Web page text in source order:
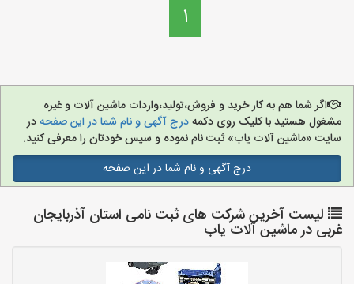
1
اگر شما هم به کار خرید و فروش،تولید،واردات ماشین آلات و غیره
مشغول هستید با کلیک روی دکمهدرج آگهی و نام شما در این صفحهدر
سایت «ماشین آلات یاب» ثبت نام نموده و سپس خودتان را معرفی کنید.
درج آگهی و نام شما در این صفحه
لیست آخرین شرکت های ثبت نامی استان آذربایجان
غربی در ماشین آلات یاب